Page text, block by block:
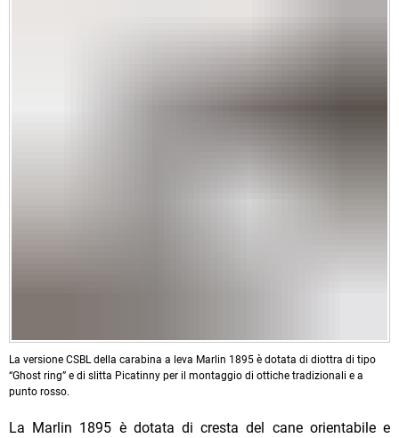
La versione CSBL della carabina a leva Marlin 1895 è dotata di diottra di tipo
“Ghost ring” e di slitta Picatinny per il montaggio di ottiche tradizionali e a
punto rosso.
La Marlin 1895 è dotata di cresta del cane orientabile e